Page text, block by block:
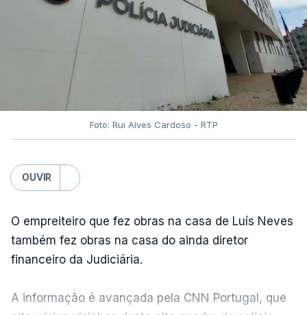
Foto: Rui Alves Cardoso - RTP
OUVIR
O empreiteiro que fez obras na casa de Luís Neves
também fez obras na casa do ainda diretor
financeiro da Judiciária.
A informação é avançada pela CNN Portugal, que